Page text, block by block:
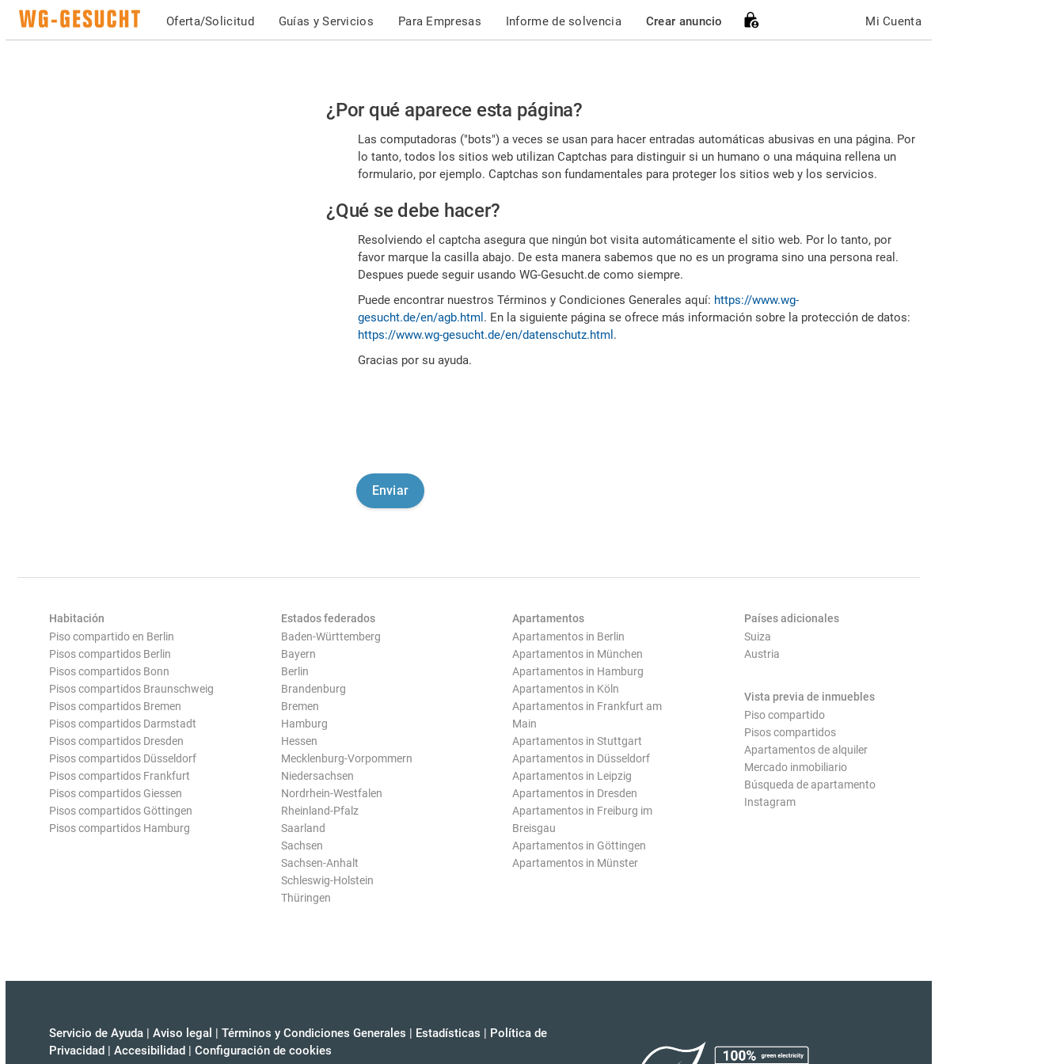
Oferta/Solicitud Guías y Servicios Para Empresas Informe de solvencia Crear anuncio Mi Cuenta
Por
favor,
confirme
es
humano
¿Por qué aparece esta página?
Las computadoras ("bots") a veces se usan para hacer entradas automáticas abusivas en una página. Por
lo tanto, todos los sitios web utilizan Captchas para distinguir si un humano o una máquina rellena un
formulario, por ejemplo. Captchas son fundamentales para proteger los sitios web y los servicios.
¿Qué se debe hacer?
Resolviendo el captcha asegura que ningún bot visita automáticamente el sitio web. Por lo tanto, por
favor marque la casilla abajo. De esta manera sabemos que no es un programa sino una persona real.
Despues puede seguir usando WG-Gesucht.de como siempre.
Puede encontrar nuestros Términos y Condiciones Generales aquí: https://www.wg-
gesucht.de/en/agb.html . En la siguiente página se ofrece más información sobre la protección de datos:
https://www.wg-gesucht.de/en/datenschutz.html .
Gracias por su ayuda.
Habitación
Piso compartido en Berlin
Pisos compartidos Berlin
Pisos compartidos Bonn
Pisos compartidos Braunschweig
Pisos compartidos Bremen
Pisos compartidos Darmstadt
Pisos compartidos Dresden
Pisos compartidos Düsseldorf
Pisos compartidos Frankfurt
Pisos compartidos Giessen
Pisos compartidos Göttingen
Pisos compartidos Hamburg
Estados federados
Baden-Württemberg
Bayern
Berlin
Brandenburg
Bremen
Hamburg
Hessen
Mecklenburg-Vorpommern
Niedersachsen
Nordrhein-Westfalen
Rheinland-Pfalz
Saarland
Sachsen
Sachsen-Anhalt
Schleswig-Holstein
Thüringen
Apartamentos
Apartamentos in Berlin
Apartamentos in München
Apartamentos in Hamburg
Apartamentos in Köln
Apartamentos in Frankfurt am
Main
Apartamentos in Stuttgart
Apartamentos in Düsseldorf
Apartamentos in Leipzig
Apartamentos in Dresden
Apartamentos in Freiburg im
Breisgau
Apartamentos in Göttingen
Apartamentos in Münster
Países adicionales
Suiza
Austria
Vista previa de inmuebles
Piso compartido
Pisos compartidos
Apartamentos de alquiler
Mercado inmobiliario
Búsqueda de apartamento
Instagram
Servicio de Ayuda | Aviso legal | Términos y Condiciones Generales | Estadísticas | Política de
Privacidad | Accesibilidad | Configuración de cookies